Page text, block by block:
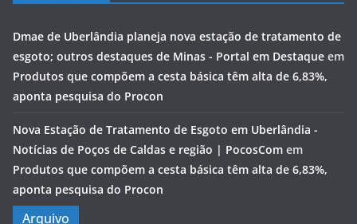
Dmae de Uberlândia planeja nova estação de tratamento de
esgoto; outros destaques de Minas - Portal em Destaque em
Produtos que compõem a cesta básica têm alta de 6,83%,
aponta pesquisa do Procon
Nova Estação de Tratamento de Esgoto em Uberlândia -
Notícias de Poços de Caldas e região | PocosCom em
Produtos que compõem a cesta básica têm alta de 6,83%,
aponta pesquisa do Procon
Arquivo